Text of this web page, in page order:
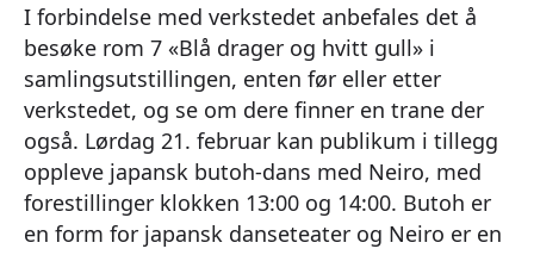
I forbindelse med verkstedet anbefales det å
besøke rom 7 «Blå drager og hvitt gull» i
samlingsutstillingen, enten før eller etter
verkstedet, og se om dere finner en trane der
også. Lørdag 21. februar kan publikum i tillegg
oppleve japansk butoh-dans med Neiro, med
forestillinger klokken 13:00 og 14:00. Butoh er
en form for japansk danseteater og Neiro er en